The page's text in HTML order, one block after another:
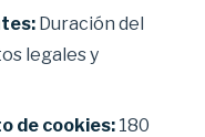
Duración del
legales y
de cookies: 180